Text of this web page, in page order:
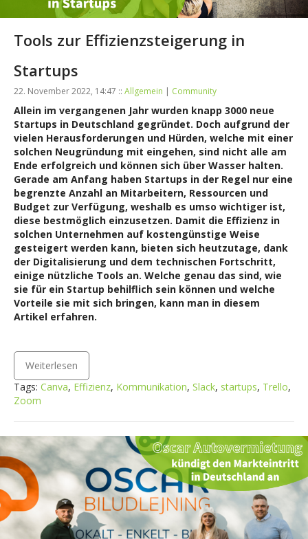
Tools zur Effizienzsteigerung in
Startups
22. November 2022, 14:47 :: Allgemein | Community
Allein im vergangenen Jahr wurden knapp 3000 neue
Startups in Deutschland gegründet. Doch aufgrund der
vielen Herausforderungen und Hürden, welche mit einer
solchen Neugründung mit eingehen, sind nicht alle am
Ende erfolgreich und können sich über Wasser halten.
Gerade am Anfang haben Startups in der Regel nur eine
begrenzte Anzahl an Mitarbeitern, Ressourcen und
Budget zur Verfügung, weshalb es umso wichtiger ist,
diese bestmöglich einzusetzen. Damit die Effizienz in
solchen Unternehmen auf kostengünstige Weise
gesteigert werden kann, bieten sich heutzutage, dank
der Digitalisierung und dem technischen Fortschritt,
einige nützliche Tools an. Welche genau das sind, wie
sie für ein Startup behilflich sein können und welche
Vorteile sie mit sich bringen, kann man in diesem
Artikel erfahren.
Weiterlesen
Tags: Canva, Effizienz, Kommunikation, Slack, startups, Trello,
Zoom